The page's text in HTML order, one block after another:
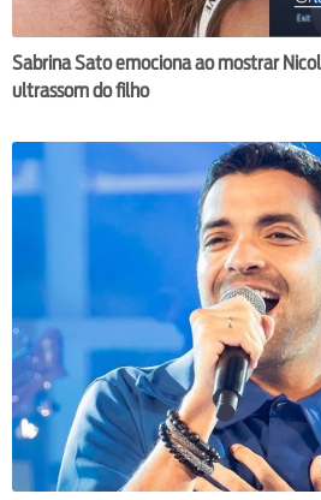
Sabrina Sato emociona ao mostrar
ultrassom do filho